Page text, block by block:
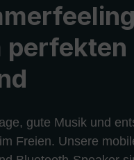
perfekten
gute Musik und
Freien. Unsere